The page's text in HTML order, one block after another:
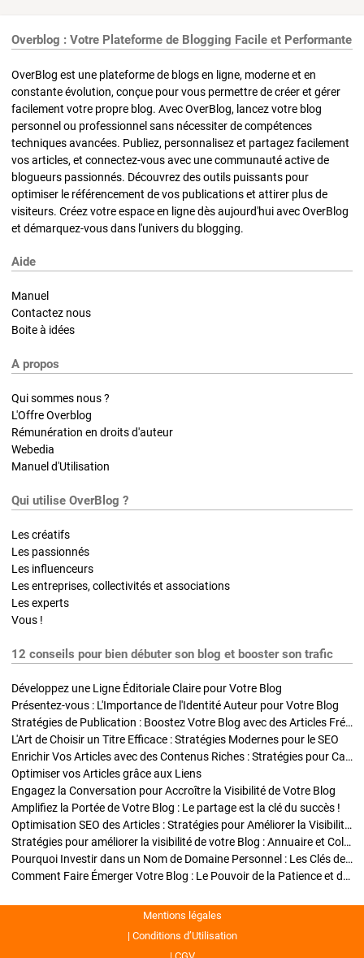
Overblog : Votre Plateforme de Blogging Facile et Performante
OverBlog est une plateforme de blogs en ligne, moderne et en
constante évolution, conçue pour vous permettre de créer et gérer
facilement votre propre blog. Avec OverBlog, lancez votre blog
personnel ou professionnel sans nécessiter de compétences
techniques avancées. Publiez, personnalisez et partagez facilement
vos articles, et connectez-vous avec une communauté active de
blogueurs passionnés. Découvrez des outils puissants pour
optimiser le référencement de vos publications et attirer plus de
visiteurs. Créez votre espace en ligne dès aujourd'hui avec OverBlog
et démarquez-vous dans l'univers du blogging.
Aide
Manuel
Contactez nous
Boite à idées
A propos
Qui sommes nous ?
L'Offre Overblog
Rémunération en droits d'auteur
Webedia
Manuel d'Utilisation
Qui utilise OverBlog ?
Les créatifs
Les passionnés
Les influenceurs
Les entreprises, collectivités et associations
Les experts
Vous !
12 conseils pour bien débuter son blog et booster son trafic
Développez une Ligne Éditoriale Claire pour Votre Blog
Présentez-vous : L'Importance de l'Identité Auteur pour Votre Blog
Stratégies de Publication : Boostez Votre Blog avec des Articles Fréquents et Exclusifs
L'Art de Choisir un Titre Efficace : Stratégies Modernes pour le SEO
Enrichir Vos Articles avec des Contenus Riches : Stratégies pour Captiver et Optimiser
Optimiser vos Articles grâce aux Liens
Engagez la Conversation pour Accroître la Visibilité de Votre Blog
Amplifiez la Portée de Votre Blog : Le partage est la clé du succès !
Optimisation SEO des Articles : Stratégies pour Améliorer la Visibilité de Votre Blog
Stratégies pour améliorer la visibilité de votre Blog : Annuaire et Collaborations
Pourquoi Investir dans un Nom de Domaine Personnel : Les Clés de la Réussite de Votre Blog
Comment Faire Émerger Votre Blog : Le Pouvoir de la Patience et de la Persévérance
Mentions légales
Conditions d’Utilisation